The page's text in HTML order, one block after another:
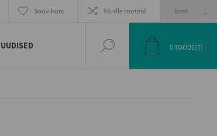
Soovikorv Võrdle tooteid
UUDISED 0TOODE(T)
EELMINEJÄRGMINE